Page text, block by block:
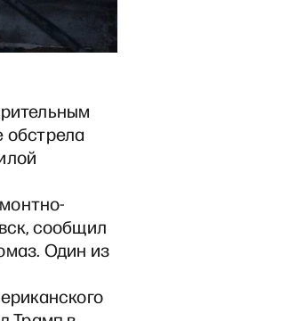
обстрела
сообщил
Один из